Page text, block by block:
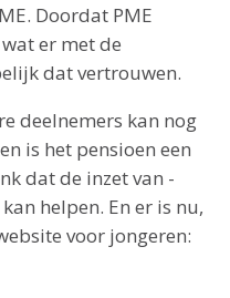
Doordat PME
er met de
dat vertrouwen.
deelnemers kan nog
is het pensioen een
dat de inzet van
helpen. En er is nu,
voor jongeren: